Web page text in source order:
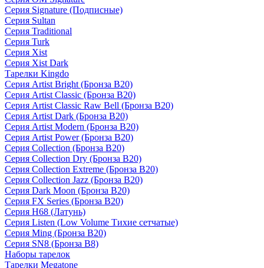
Серия Signature (Подписные)
Серия Sultan
Серия Traditional
Серия Turk
Серия Xist
Серия Xist Dark
Тарелки Kingdo
Серия Artist Bright (Бронза B20)
Серия Artist Classic (Бронза B20)
Серия Artist Classic Raw Bell (Бронза B20)
Серия Artist Dark (Бронза B20)
Серия Artist Modern (Бронза B20)
Серия Artist Power (Бронза B20)
Серия Collection (Бронза B20)
Серия Collection Dry (Бронза B20)
Серия Collection Extreme (Бронза B20)
Серия Collection Jazz (Бронза B20)
Серия Dark Moon (Бронза B20)
Серия FX Series (Бронза B20)
Серия H68 (Латунь)
Серия Listen (Low Volume Тихие сетчатые)
Серия Ming (Бронза B20)
Серия SN8 (Бронза B8)
Наборы тарелок
Тарелки Megatone